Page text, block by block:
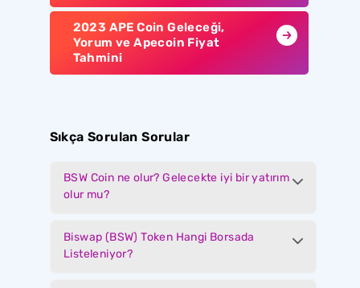
2023 APE Coin Geleceği,
Yorum ve Apecoin Fiyat
Tahmini
Sıkça Sorulan Sorular
BSW Coin ne olur? Gelecekte iyi bir yatırım
olur mu?
Biswap (BSW) Token Hangi Borsada
Listeleniyor?